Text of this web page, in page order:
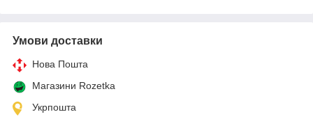
Умови доставки
Нова Пошта
Магазини Rozetka
Укрпошта